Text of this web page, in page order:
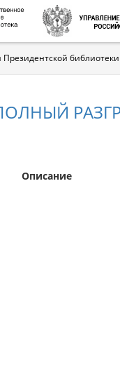
Президентской библиотеки
Описание